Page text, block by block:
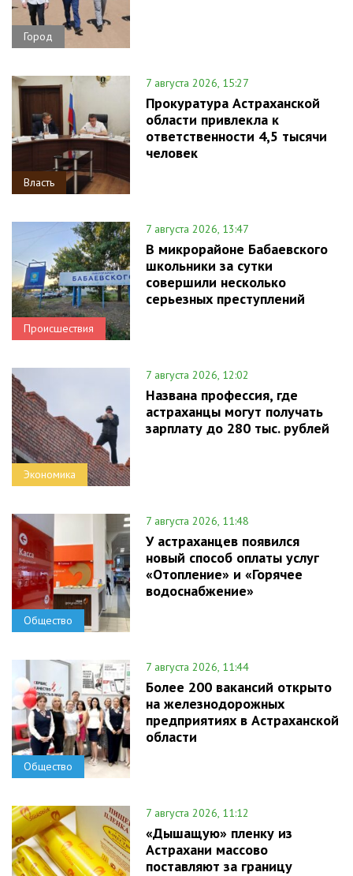
Город
Власть
7 августа 2026, 15:27
Прокуратура Астраханской
области привлекла к
ответственности 4,5 тысячи
человек
Происшествия
7 августа 2026, 13:47
В микрорайоне Бабаевского
школьники за сутки
совершили несколько
серьезных преступлений
Экономика
7 августа 2026, 12:02
Названа профессия, где
астраханцы могут получать
зарплату до 280 тыс. рублей
Общество
7 августа 2026, 11:48
У астраханцев появился
новый способ оплаты услуг
«Отопление» и «Горячее
водоснабжение»
Общество
7 августа 2026, 11:44
Более 200 вакансий открыто
на железнодорожных
предприятиях в Астраханской
области
7 августа 2026, 11:12
«Дышащую» пленку из
Астрахани массово
поставляют за границу